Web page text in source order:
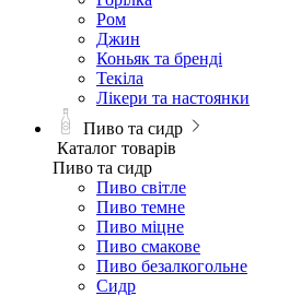
Ром
Джин
Коньяк та бренді
Текіла
Лікери та настоянки
Пиво та сидр
Каталог товарів
Пиво та сидр
Пиво світле
Пиво темне
Пиво міцне
Пиво смакове
Пиво безалкогольне
Сидр